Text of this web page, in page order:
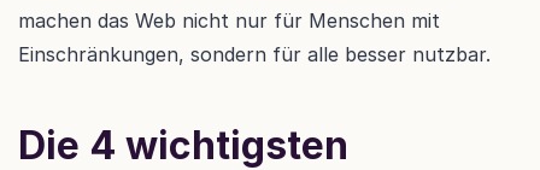
machen das Web nicht nur für Menschen mit
Einschränkungen, sondern für alle besser nutzbar.
Die 4 wichtigsten